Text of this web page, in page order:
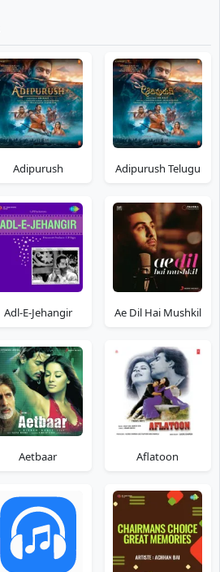
Adipurush Adipurush Telugu
Adl-E-Jehangir Ae Dil Hai Mushkil
Aetbaar Aflatoon